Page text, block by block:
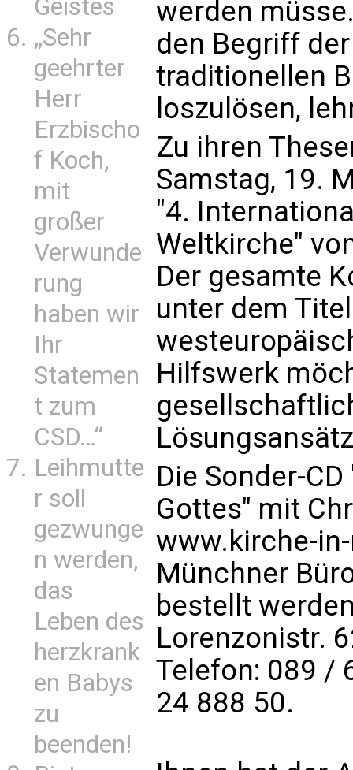
Geistes
„Sehr
geehrter
Herr
Erzbischo
f Koch,
mit
großer
Verwunde
rung
haben wir
Ihr
Statemen
t zum
CSD…“
Leihmutte
r soll
gezwunge
n werden,
das
Leben des
herzkrank
en Babys
zu
beenden!
werden
den Begriff
traditionellen
loszulösen,
Zu ihren
Samstag, 19.
"4.
Weltkirche"
Der gesamte
unter dem
Hilfswerk
Die Sonder-
Gottes" mit
www.kirche-
Münchner
bestellt
Lorenzonistr.
Telefon: 089 /
24 888 50.